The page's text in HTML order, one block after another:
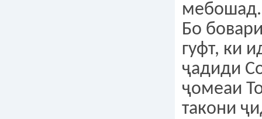
мебошад.
Бо
гуфт, ки
ҷадиди
ҷомеаи
такони